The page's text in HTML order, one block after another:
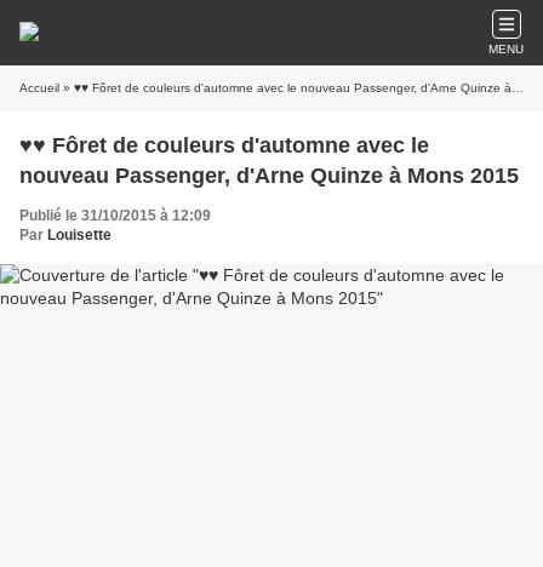
MENU
Accueil » ♥♥ Fôret de couleurs d'automne avec le nouveau Passenger, d'Arne Quinze à Mons 2015
♥♥ Fôret de couleurs d'automne avec le
nouveau Passenger, d'Arne Quinze à Mons 2015
Publié le 31/10/2015 à 12:09
Par Louisette